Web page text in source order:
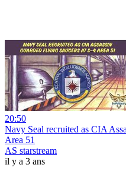
20:50
Navy Seal recruited as CIA
Area 51
AS starstream
il y a 3 ans